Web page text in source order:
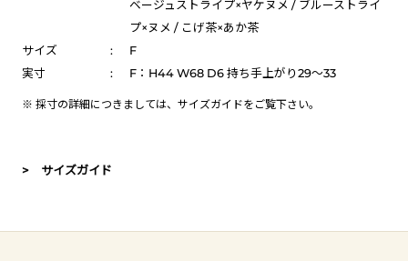
ベージュストライプ×ヤケヌメ / ブルーストライ
プ×ヌメ / こげ茶×あか茶
サイズ
:
F
実寸
: F：H44 W68 D6 持ち手上がり29～33
※ 採寸の詳細につきましては、 サイズガイドをご覧下さい。
> サイズガイド